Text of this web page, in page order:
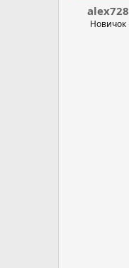
alex728
Новичок